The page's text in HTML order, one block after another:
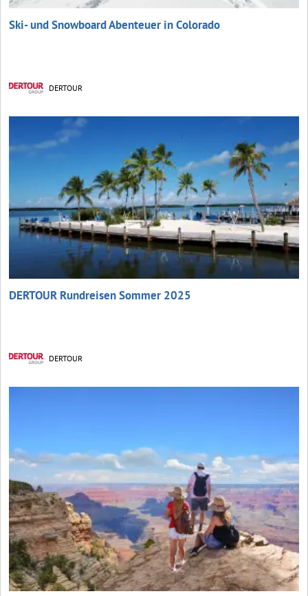
Ski- und Snowboard Abenteuer in Colorado
DERTOUR
DERTOUR Rundreisen Sommer 2025
DERTOUR